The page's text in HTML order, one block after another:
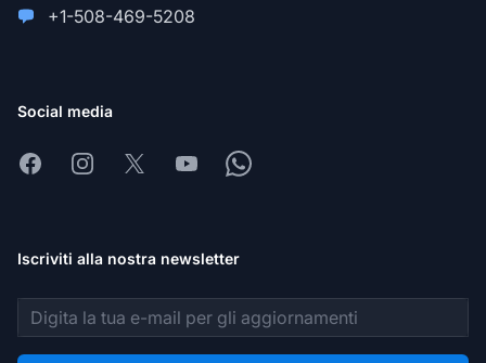
+1-508-469-5208
Social media
FacebookInstagram
X YoutubeWhatsapp
Iscriviti alla nostra newsletter
Indirizzo email